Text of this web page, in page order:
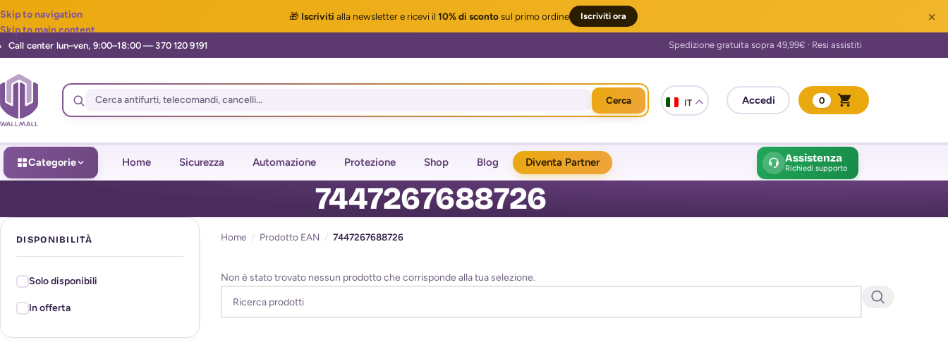
🎁 Iscriviti alla newslettere ricevi il 10% di scontosul primo ordine Iscriviti ora ×
Skip to navigation
Skip to main content
Cerca IT 0
Categorie Home Sicurezza Automazione Protezione Shop Blog Diventa Partner Assistenza
Richiedi supporto
7447267688726
DISPONIBILITÀ
Solo disponibili
In offerta
Home / Prodotto EAN / 7447267688726
Non è stato trovato nessun prodotto che corrisponde alla tua selezione.